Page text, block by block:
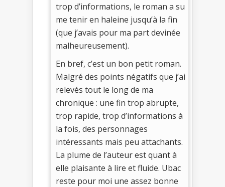
trop d’informations, le roman a su
me tenir en haleine jusqu’à la fin
(que j’avais pour ma part devinée
malheureusement).
En bref, c’est un bon petit roman.
Malgré des points négatifs que j’ai
relevés tout le long de ma
chronique : une fin trop abrupte,
trop rapide, trop d’informations à
la fois, des personnages
intéressants mais peu attachants.
La plume de l’auteur est quant à
elle plaisante à lire et fluide. Ubac
reste pour moi une assez bonne